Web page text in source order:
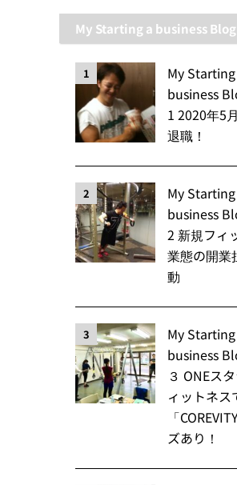
My Starting a business Blog
1
My
business
1 2020年5
退職！
2
My
business
2 新規フィ
業態の開業
動
3
My
business
３ ONEス
ィットネス
「
ズあり！